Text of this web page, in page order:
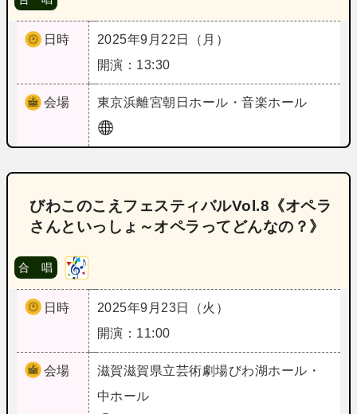
日時
2025年9月22日（月）
開演：13:30
会場 東京浜離宮朝日ホール・音楽ホール
びわこのこえフェスティバルVol.8《オペラ
さんといっしょ～オペラってどんなの？》
合 唱
日時
2025年9月23日（火）
開演：11:00
会場 滋賀滋賀県立芸術劇場びわ湖ホール・
中ホール